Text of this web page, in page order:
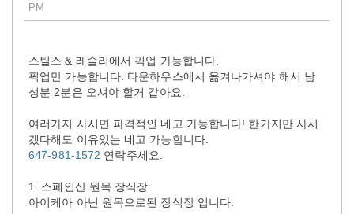
PM
스틸스 & 레슬리에서 픽업 가능합니다.
픽업만 가능합니다. 타운하우스에서 옮겨나가셔야 해서 남
성분 2분은 오셔야 할거 같아요.
여러가지 사시면 파격적인 네고 가능합니다! 한가지만 사시
겠다해도 이유있는 네고 가능합니다.
647-981-1572 연락주세요.
1. 스페인산 원목 장식장
아이케아 아닌 원목으로된 장식장 입니다.